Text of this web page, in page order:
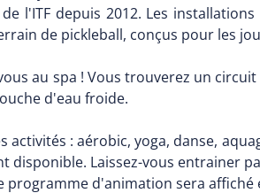
l'ITF depuis 2012. Les
de pickleball, conçus pour les
au spa ! Vous trouverez un
d'eau froide.
activités : aérobic, yoga, danse,
disponible. Laissez-vous
programme d'animation sera